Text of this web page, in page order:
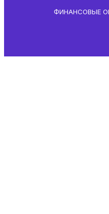
ФИНАНСОВЫЕ